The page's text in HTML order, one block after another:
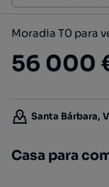
Moradia T0 para
56 000
Santa Bárbara,
Casa para